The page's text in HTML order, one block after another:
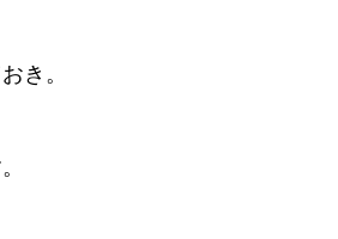
き。